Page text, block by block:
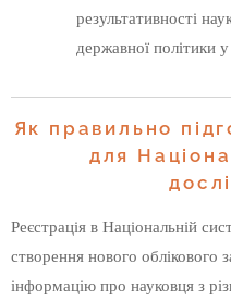
результативності
державної політики
Як правильно
для
Реєстрація в Національній
створення нового
інформацію про науковця з